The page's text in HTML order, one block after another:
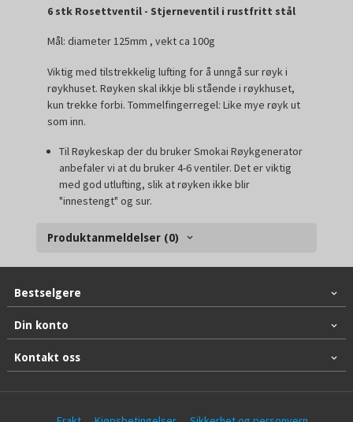
6 stk Rosettventil - Stjerneventil i rustfritt stål
Mål: diameter 125mm , vekt ca 100g
Viktig med tilstrekkelig lufting for å unngå sur røyk i
røykhuset. Røyken skal ikkje bli stående i røykhuset,
kun trekke forbi. Tommelfingerregel: Like mye røyk ut
som inn.
Til Røykeskap der du bruker Smokai Røykgenerator
anbefaler vi at du bruker 4-6 ventiler. Det er viktig
med god utlufting, slik at røyken ikke blir
"innestengt" og sur.
Produktanmeldelser (0)
Bestselgere
Din konto
Kontakt oss